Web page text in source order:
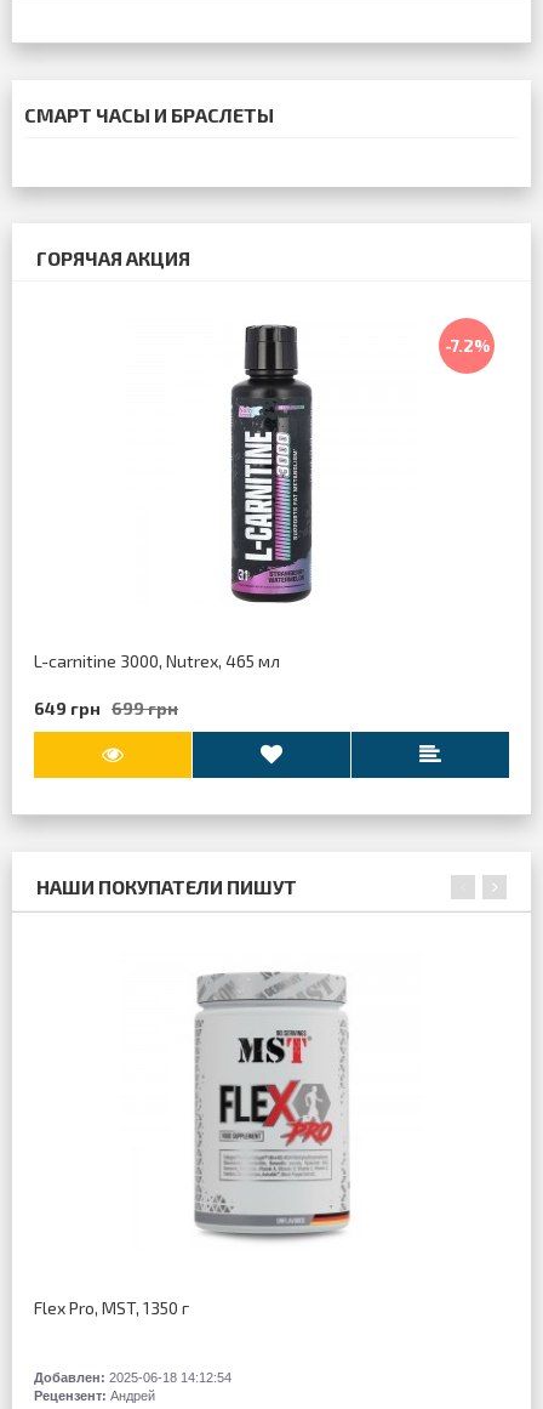
ГОРЯЧАЯ АКЦИЯ
-7.2%
L-carnitine 3000, Nutrex, 465 мл
649 грн 699 грн
НАШИ ПОКУПАТЕЛИ ПИШУТ
Flex Pro, MST, 1350 г
Добавлен: 2025-06-18 14:12:54
Рецензент: Андрей
СМАРТ ЧАСЫ И БРАСЛЕТЫ